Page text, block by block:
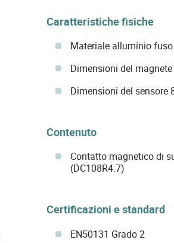
Caratteristiche fisiche
Materiale alluminio fuso
Dimensioni del
Dimensioni del sensore
Contenuto
Contatto magnetico di
(DC108R4.7)
Certificazioni e standard
EN50131 Grado 2